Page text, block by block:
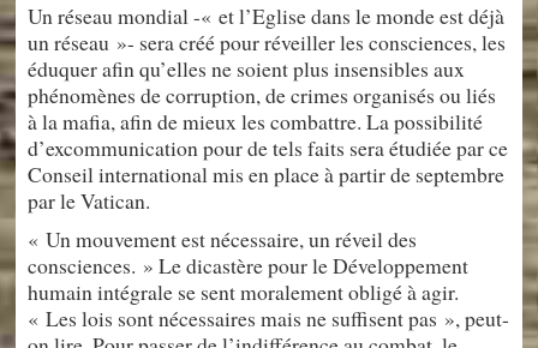
Un réseau mondial -« et l’Eglise dans le monde est déjà
un réseau »- sera créé pour réveiller les consciences, les
éduquer afin qu’elles ne soient plus insensibles aux
phénomènes de corruption, de crimes organisés ou liés
à la mafia, afin de mieux les combattre. La possibilité
d’excommunication pour de tels faits sera étudiée par ce
Conseil international mis en place à partir de septembre
par le Vatican.
« Un mouvement est nécessaire, un réveil des
consciences. » Le dicastère pour le Développement
humain intégrale se sent moralement obligé à agir.
« Les lois sont nécessaires mais ne suffisent pas », peut-